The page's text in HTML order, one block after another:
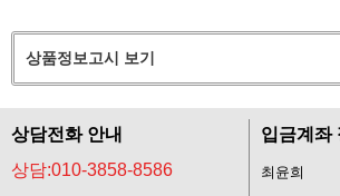
상품정보고시 보기
상담전화 안내
상담:010-3858-8586
입금계좌
최윤희